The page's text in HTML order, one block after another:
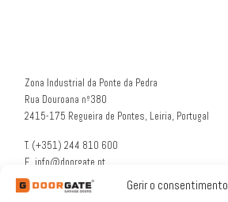
Gerir o consentimento
Zona Industrial da Ponte da Pedra
Rua Douroana nº380
2415-175 Regueira de Pontes, Leiria, Portugal
T. (+351) 244 810 600
E. info@doorgate.pt
G. 39° 47 36 N 8° 49 46 W